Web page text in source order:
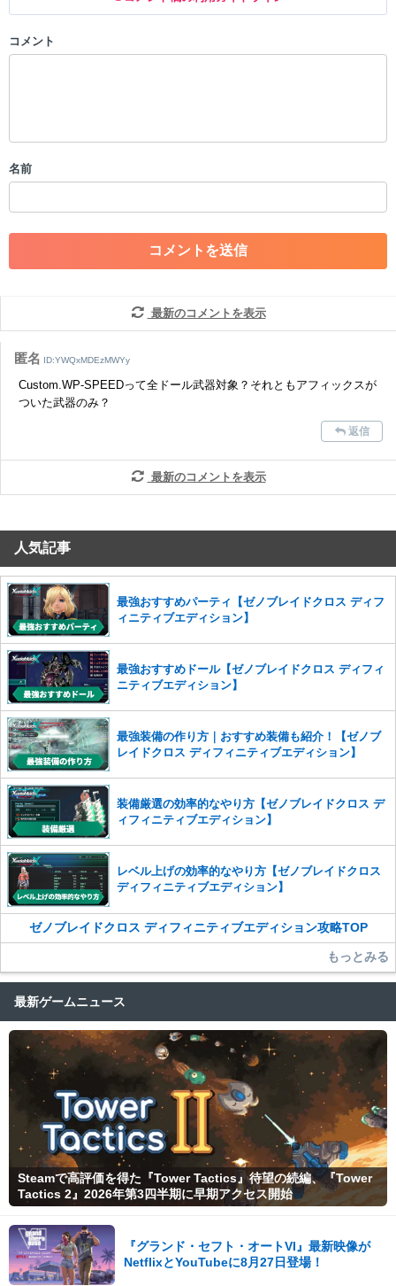
以下の書き込みを禁止とし、場合によってはコメント削除や書き込み制
・一度削除された投稿を再び投稿すること
・アカウントの売買など金銭が絡む内容の投稿
・各ゲームのネタバレを含む内容の投稿
・その他、管理者が不適切と判断した投稿
コメントの削除を申請する※投稿内容を確認後、順次対応さ
せていただきます。ご了承ください。
さい。
また、過度な利用規約の違反や、弊社に損害の及ぶ内容の書き込みがあ
った場合は、法的措置をとらせていただく場合もございますので、あら
コメント
名前
最新のコメントを表示
匿名 ID:YWQxMDEzMWYy
Custom.WP-SPEEDって全ドール武器対象？それともアフィックスが
ついた武器のみ？
返信
最新のコメントを表示
人気記事
最強おすすめパーティ【ゼノブレイドクロス ディフ
ィニティブエディション】
最強おすすめドール【ゼノブレイドクロス ディフィ
ニティブエディション】
最強装備の作り方｜おすすめ装備も紹介！【ゼノブ
レイドクロス ディフィニティブエディション】
装備厳選の効率的なやり方【ゼノブレイドクロス デ
ィフィニティブエディション】
レベル上げの効率的なやり方【ゼノブレイドクロス
ディフィニティブエディション】
ゼノブレイドクロス ディフィニティブエディション攻略TOP
もっとみる
最新ゲームニュース
Steamで高評価を得た『Tower Tactics』待望の続編、『Tower
Tactics 2』2026年第3四半期に早期アクセス開始
『グランド・セフト・オートVI』最新映像が
NetflixとYouTubeに8月27日登場！